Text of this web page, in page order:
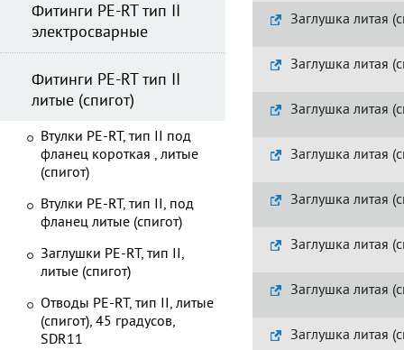
Заглушка литая
Заглушка литая
Заглушка литая
Заглушка литая
Заглушка литая
Заглушка литая
Заглушка литая
Заглушка литая
Фитинги PE-RT тип II
электросварные
Фитинги PE-RT тип II
литые (спигот)
Втулки PE-RT, тип II под
фланец короткая , литые
(спигот)
Втулки PE-RT, тип II, под
фланец литые (спигот)
Заглушки PE-RT, тип II,
литые (спигот)
Отводы PE-RT, тип II, литые
(спигот), 45 градусов,
SDR11